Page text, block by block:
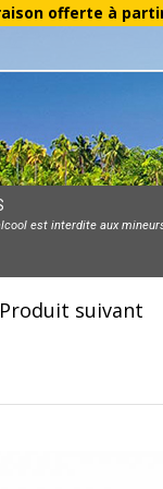
offerte à
est interdite aux
Produit